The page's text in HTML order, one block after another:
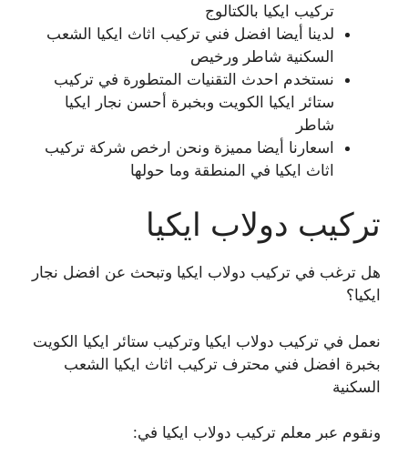
تركيب ايكيا بالكتالوج
لدينا أيضا افضل فني تركيب اثاث ايكيا الشعب
السكنية شاطر ورخيص
نستخدم احدث التقنيات المتطورة في تركيب
ستائر ايكيا الكويت وبخبرة أحسن نجار ايكيا
شاطر
اسعارنا أيضا مميزة ونحن ارخص شركة تركيب
اثاث ايكيا في المنطقة وما حولها
تركيب دولاب ايكيا
هل ترغب في تركيب دولاب ايكيا وتبحث عن افضل نجار
ايكيا؟
نعمل في تركيب دولاب ايكيا وتركيب ستائر ايكيا الكويت
بخبرة افضل فني محترف تركيب اثاث ايكيا الشعب
السكنية
ونقوم عبر معلم تركيب دولاب ايكيا في: